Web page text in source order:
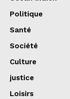
Politique
Santé
Société
Culture
justice
Loisirs